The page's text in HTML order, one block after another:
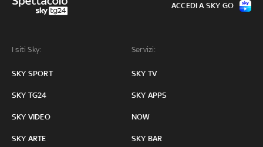
I siti Sky:
SKY SPORT
SKY TG24
SKY VIDEO
SKY ARTE
Servizi:
SKY TV
SKY APPS
NOW
SKY BAR
ACCEDI A SKY GO